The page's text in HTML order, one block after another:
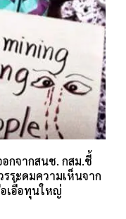
กจากสนช. กสม.ชี้
ระดมความเห็นจาก
เอื้อทุนใหญ่